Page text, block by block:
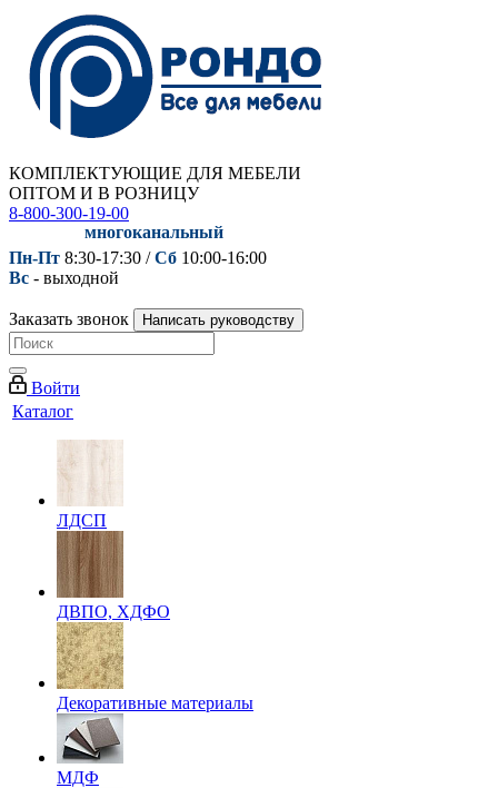
КОМПЛЕКТУЮЩИЕ ДЛЯ МЕБЕЛИ
ОПТОМ И В РОЗНИЦУ
8-800-300-19-00
многоканальный
Пн-Пт 8:30-17:30 /Сб 10:00-16:00
Вс - выходной
Заказать звонок Написать руководству
Войти
Каталог
ЛДСП
ДВПО, ХДФО
Декоративные материалы
МДФ